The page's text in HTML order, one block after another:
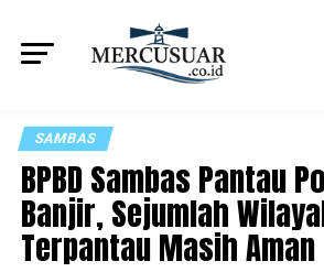
SAMBAS
BPBD Sambas Pantau
Banjir, Sejumlah
Terpantau Masih Aman